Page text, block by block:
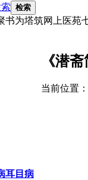
检索
为塔筑网上医苑
耳目病
《潜
当前位置：